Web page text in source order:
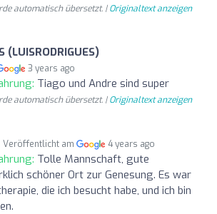
automatisch übersetzt. |Originaltext anzeigen
(LUISRODRIGUES)
3 years ago
Tiago und Andre sind super
automatisch übersetzt. |Originaltext anzeigen
Veröffentlicht am 4 years ago
Tolle Mannschaft, gute
schöner Ort zur Genesung. Es war
die ich besucht habe, und ich bin